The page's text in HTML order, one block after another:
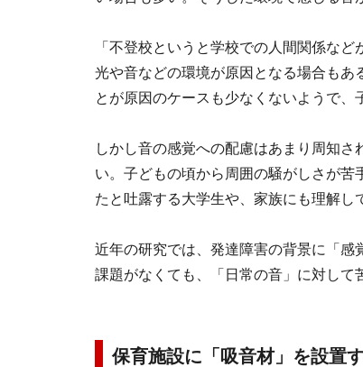
「不登校というと学校での人間関係な
光や音などの環境が原因となる場合もあ
とが原因のケースも少なくないようで、
しかし音の感覚への配慮はあまり周知
い。子どもの頃から周囲の騒がしさが
たと吐露する大学生や、家族にも理解し
近年の研究では、発達障害の背景に「感
課題がなくても、「日常の音」に対して
保育施設に「吸音材」を設置